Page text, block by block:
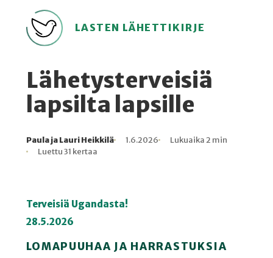
LASTEN LÄHETTIKIRJE
Lähetysterveisiä
lapsilta lapsille
Kirjoittaja
Paula ja Lauri Heikkilä
Julkaistu
1.6.2026
Lukuaika
Lukuaika 2 min
Lukukertoja
Luettu 31 kertaa
Terveisiä Ugandasta!
28.5.2026
LOMAPUUHAA JA HARRASTUKSIA